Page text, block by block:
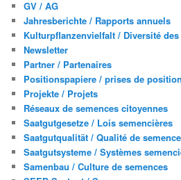
GV / AG
Jahresberichte / Rapports annuels
Kulturpflanzenvielfalt / Diversité
Newsletter
Partner / Partenaires
Positionspapiere / prises de position
Projekte / Projets
Réseaux de semences citoyennes
Saatgutgesetze / Lois semencières
Saatgutqualität / Qualité de
Saatgutsysteme / Systèmes
Samenbau / Culture de semences